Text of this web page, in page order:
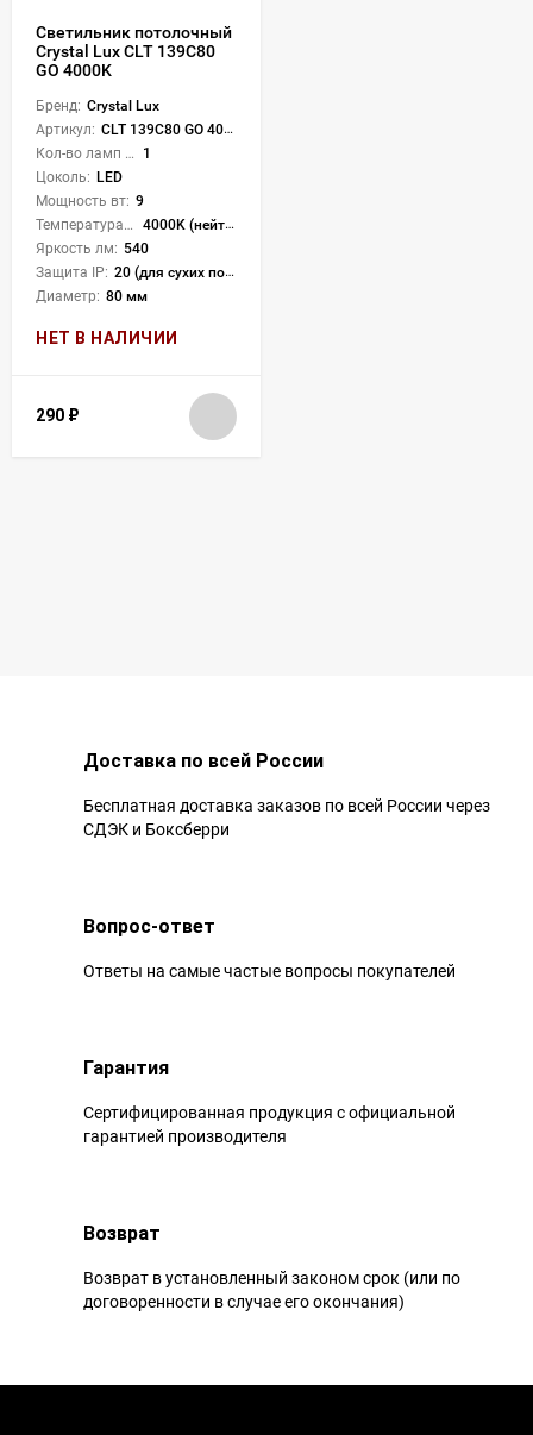
Светильник потолочный
Crystal Lux CLT 139C80
GO 4000K
Бренд: Crystal Lux
Артикул: CLT 139C80 GO 4000K
Кол-во ламп или LED:
1
Цоколь: LED
Мощность вт: 9
Температура света:
4000K (нейтральный)
Яркость лм: 540
Защита IP: 20 (для сухих пом.)
Диаметр: 80 мм
НЕТ В НАЛИЧИИ
290 ₽
Доставка по всей России
Бесплатная доставка заказов по всей России через
СДЭК и Боксберри
Вопрос-ответ
Ответы на самые частые вопросы покупателей
Гарантия
Сертифицированная продукция с официальной
гарантией производителя
Возврат
Возврат в установленный законом срок (или по
договоренности в случае его окончания)